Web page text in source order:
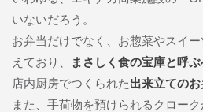
いないだろう。
お弁当だけでなく、お惣菜やスイ
えており、
まさしく食の宝庫と呼ぶ
店内厨房でつくられた出来立てのお
また、手荷物を預けられるクローク